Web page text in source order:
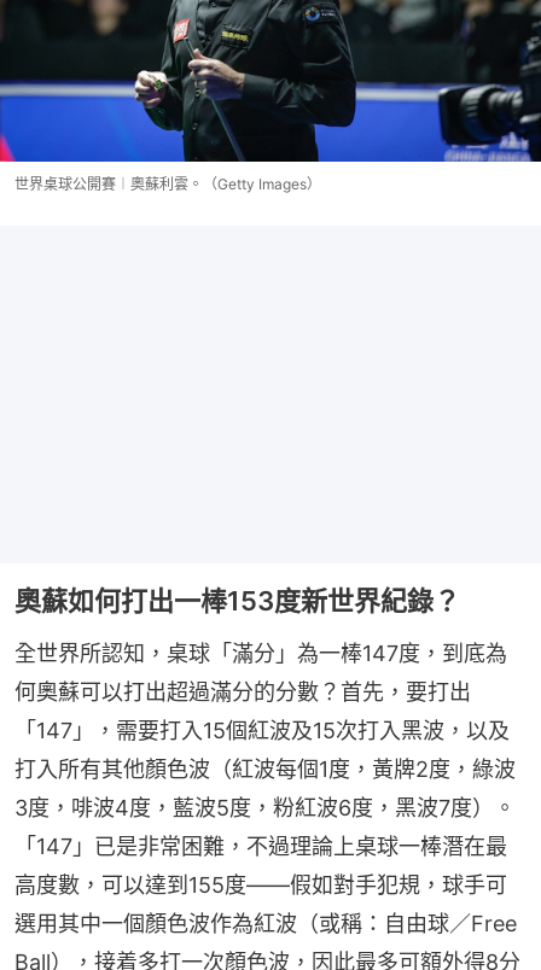
世界桌球公開賽︱奧蘇利雲。（Getty Images）
奧蘇如何打出一棒153度新世界紀錄？
全世界所認知，桌球「滿分」為一棒147度，到底為
何奧蘇可以打出超過滿分的分數？首先，要打出
「147」，需要打入15個紅波及15次打入黑波，以及
打入所有其他顏色波（紅波每個1度，黃牌2度，綠波
3度，啡波4度，藍波5度，粉紅波6度，黑波7度）。
「147」已是非常困難，不過理論上桌球一棒潛在最
高度數，可以達到155度——假如對手犯規，球手可
選用其中一個顏色波作為紅波（或稱：自由球／Free
Ball），接着多打一次顏色波，因此最多可額外得8分